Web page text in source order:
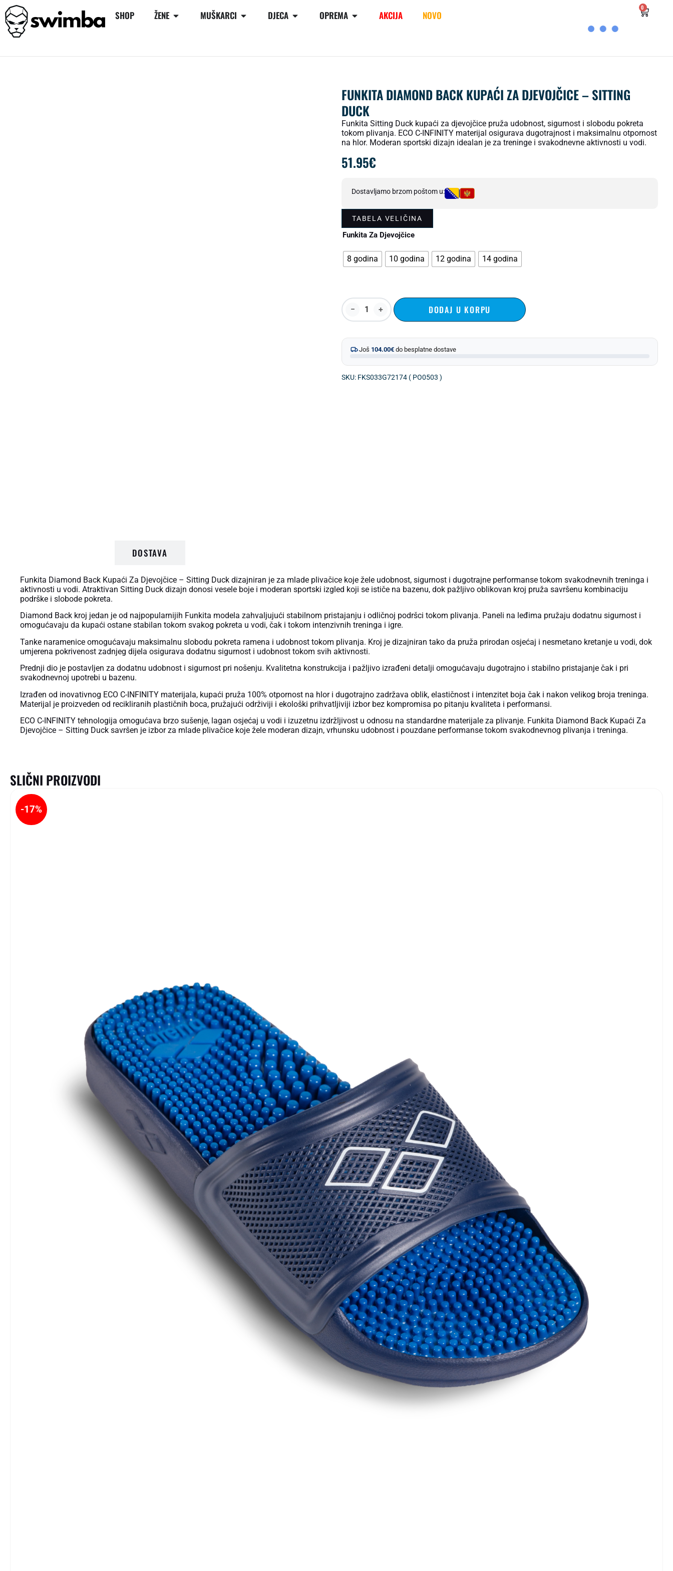
SHOP ŽENE MUŠKARCI DJECA OPREMA AKCIJA NOVO
0
FUNKITA DIAMOND BACK KUPAĆI ZA DJEVOJČICE – SITTING
DUCK
Funkita Sitting Duck kupaći za djevojčice pruža udobnost, sigurnost i slobodu pokreta
tokom plivanja. ECO C-INFINITY materijal osigurava dugotrajnost i maksimalnu otpornost
na hlor. Moderan sportski dizajn idealan je za treninge i svakodnevne aktivnosti u vodi.
51.95€
Dostavljamo brzom poštom u:
TABELA VELIČINA
Funkita Za Djevojčice
8 godina 10 godina 12 godina 14 godina
DODAJ U KORPU
Još 104.00€ do besplatne dostave
SKU: FKS033G72174 ( PO0503 )
DOSTAVA
Funkita Diamond Back Kupaći Za Djevojčice – Sitting Duck dizajniran je za mlade plivačice koje žele udobnost, sigurnost i dugotrajne performanse tokom svakodnevnih treninga i
aktivnosti u vodi. Atraktivan Sitting Duck dizajn donosi vesele boje i moderan sportski izgled koji se ističe na bazenu, dok pažljivo oblikovan kroj pruža savršenu kombinaciju
podrške i slobode pokreta.
Diamond Back kroj jedan je od najpopularnijih Funkita modela zahvaljujući stabilnom pristajanju i odličnoj podršci tokom plivanja. Paneli na leđima pružaju dodatnu sigurnost i
omogućavaju da kupaći ostane stabilan tokom svakog pokreta u vodi, čak i tokom intenzivnih treninga i igre.
Tanke naramenice omogućavaju maksimalnu slobodu pokreta ramena i udobnost tokom plivanja. Kroj je dizajniran tako da pruža prirodan osjećaj i nesmetano kretanje u vodi, dok
umjerena pokrivenost zadnjeg dijela osigurava dodatnu sigurnost i udobnost tokom svih aktivnosti.
Prednji dio je postavljen za dodatnu udobnost i sigurnost pri nošenju. Kvalitetna konstrukcija i pažljivo izrađeni detalji omogućavaju dugotrajno i stabilno pristajanje čak i pri
svakodnevnoj upotrebi u bazenu.
Izrađen od inovativnog ECO C-INFINITY materijala, kupaći pruža 100% otpornost na hlor i dugotrajno zadržava oblik, elastičnost i intenzitet boja čak i nakon velikog broja treninga.
Materijal je proizveden od recikliranih plastičnih boca, pružajući održiviji i ekološki prihvatljiviji izbor bez kompromisa po pitanju kvaliteta i performansi.
ECO C-INFINITY tehnologija omogućava brzo sušenje, lagan osjećaj u vodi i izuzetnu izdržljivost u odnosu na standardne materijale za plivanje. Funkita Diamond Back Kupaći Za
Djevojčice – Sitting Duck savršen je izbor za mlade plivačice koje žele moderan dizajn, vrhunsku udobnost i pouzdane performanse tokom svakodnevnog plivanja i treninga.
SLIČNI PROIZVODI
-17%